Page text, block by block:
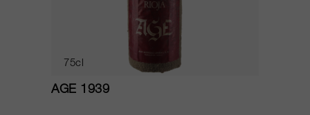
75cl
AGE 1939